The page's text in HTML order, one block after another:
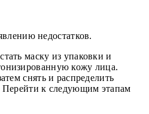
недостатков.
маску из упаковки и
кожу лица.
снять и распределить
Перейти к следующим этапам